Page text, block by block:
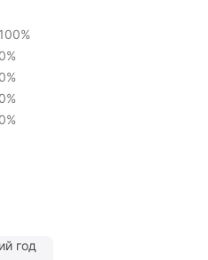
100%
0%
0%
0%
0%
год